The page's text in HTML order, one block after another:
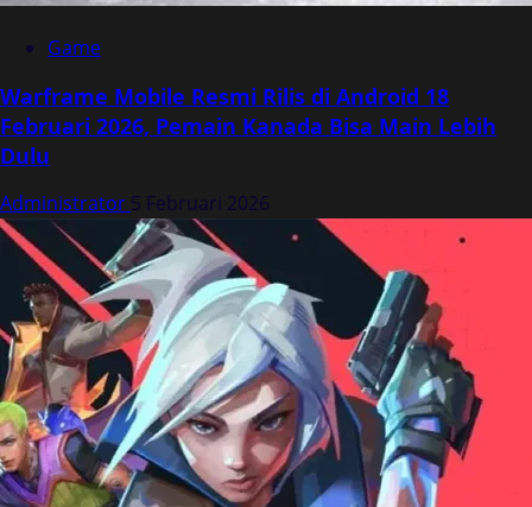
Game
Warframe Mobile Resmi Rilis di Android 18
Februari 2026, Pemain Kanada Bisa Main Lebih
Dulu
Administrator 5 Februari 2026